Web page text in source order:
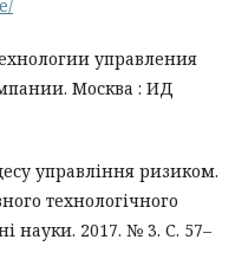
управления
Москва : ИД
управління ризиком.
технологічного
науки. 2017. № 3. С. 57–